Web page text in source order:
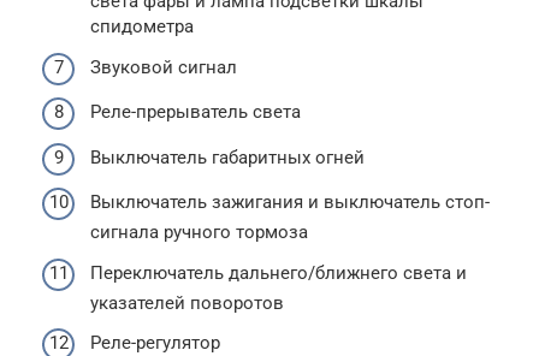
спидометра
Звуковой сигнал
Реле-прерыватель света
Выключатель габаритных огней
Выключатель зажигания и выключатель стоп-
сигнала ручного тормоза
Переключатель дальнего/ближнего света и
указателей поворотов
Реле-регулятор